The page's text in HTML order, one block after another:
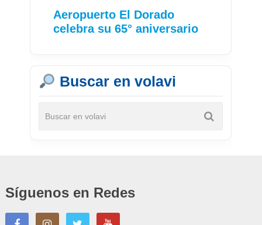
Aeropuerto El Dorado
celebra su 65° aniversario
Buscar en volavi
Síguenos en Redes